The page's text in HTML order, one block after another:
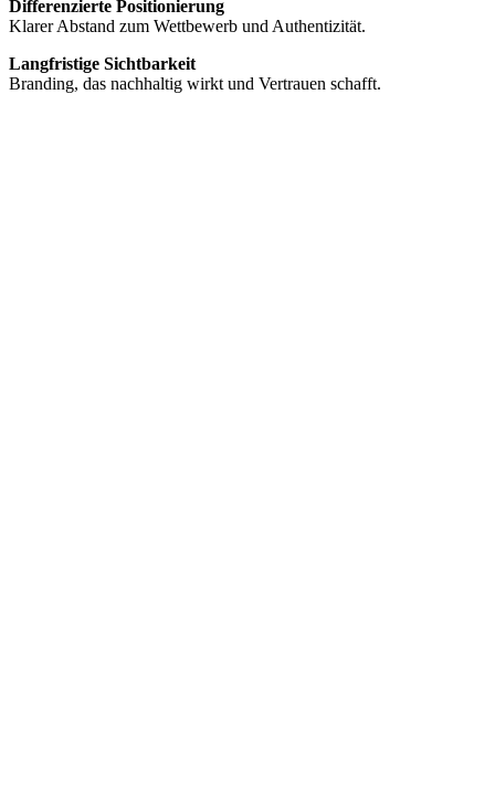
Differenzierte Positionierung
Klarer Abstand zum Wettbewerb und Authentizität.
Langfristige Sichtbarkeit
Branding, das nachhaltig wirkt und Vertrauen schafft.